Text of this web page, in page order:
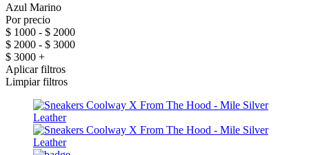
Azul Marino
Por precio
$ 1000 - $ 2000
$ 2000 - $ 3000
$ 3000 +
Aplicar filtros
Limpiar filtros